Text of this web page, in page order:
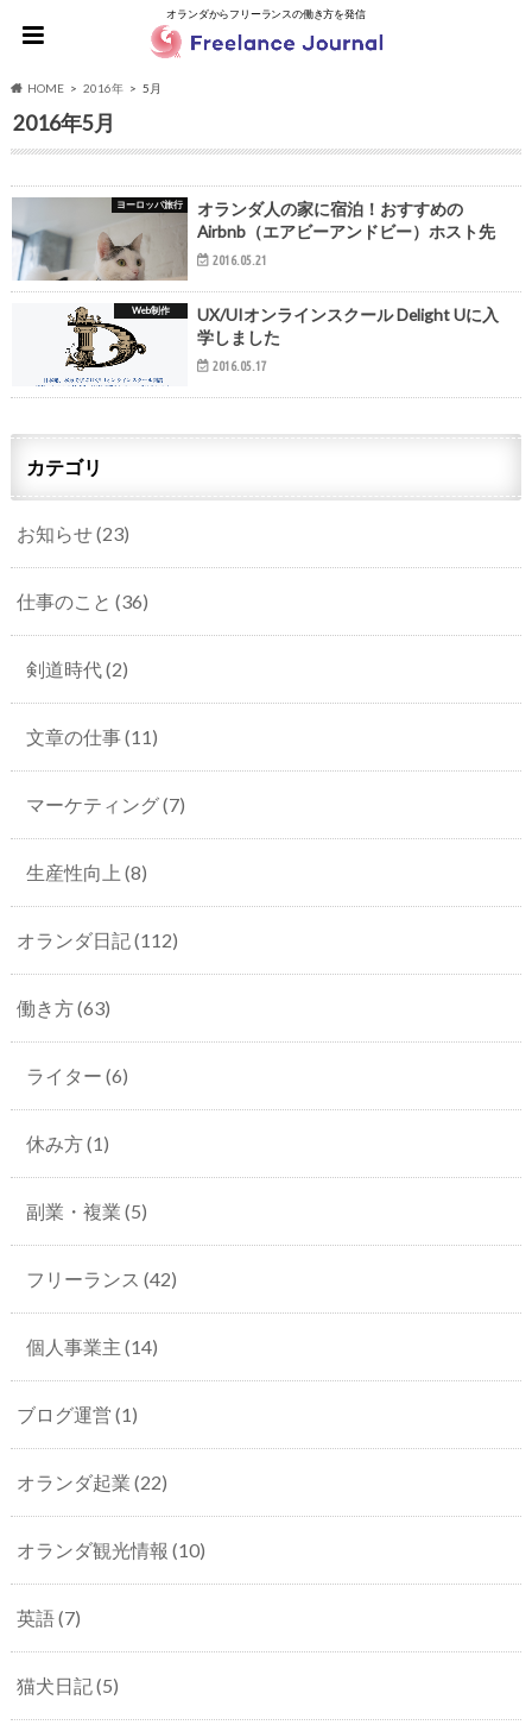
オランダからフリーランスの働き方を発信
HOME 2016年 5月
2016年5月
ヨーロッパ旅行
オランダ人の家に宿泊！おすすめの
Airbnb（エアビーアンドビー）ホスト先
2016.05.21
Web制作
UX/UIオンラインスクール Delight Uに入
学しました
2016.05.17
カテゴリ
お知らせ(23)
仕事のこと (36)
剣道時代 (2)
文章の仕事(11)
マーケティング(7)
生産性向上 (8)
オランダ日記 (112)
働き方(63)
ライター (6)
休み方(1)
副業・複業 (5)
フリーランス (42)
個人事業主 (14)
ブログ運営 (1)
オランダ起業 (22)
オランダ観光情報 (10)
英語(7)
猫犬日記 (5)